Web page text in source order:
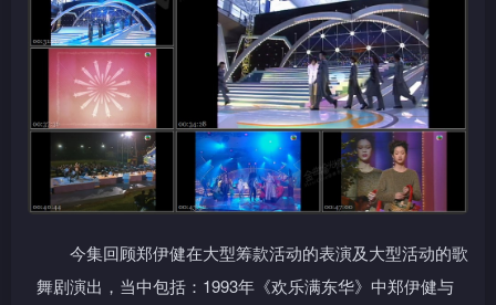
今集回顾郑伊健在大型筹款活动的表演及大型活动的歌
舞剧演出，当中包括：1993年《欢乐满东华》中郑伊健与